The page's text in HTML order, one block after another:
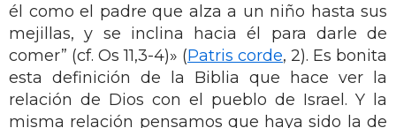
él como el padre que alza a un niño hasta sus
mejillas, y se inclina hacia él para darle de
comer” (cf. Os 11,3-4)» (Patris corde, 2). Es bonita
esta definición de la Biblia que hace ver la
relación de Dios con el pueblo de Israel. Y la
misma relación pensamos que haya sido la de